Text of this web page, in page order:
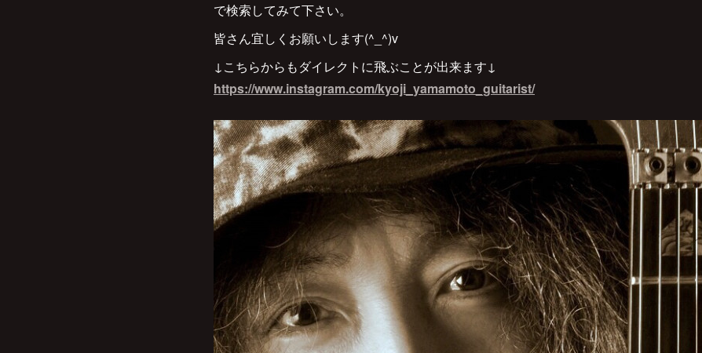
で検索してみて下さい。
皆さん宜しくお願いします(^_^)v
↓こちらからもダイレクトに飛ぶことが出来ます↓
https://www.instagram.com/kyoji_yamamoto_guitarist/